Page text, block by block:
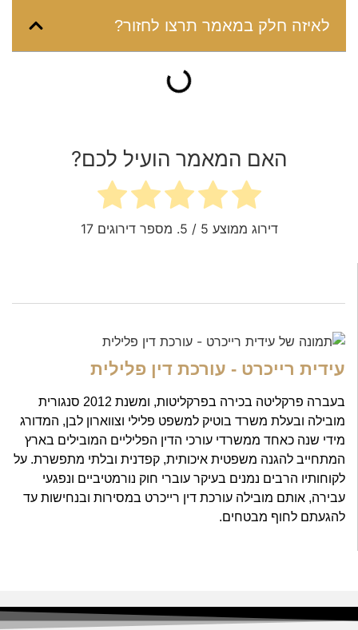
לאיזה חלק במאמר תרצו לחזור?
האם המאמר הועיל לכם?
דירוג ממוצע 5 / 5. מספר דירוגים 17
עידית רייכרט - עורכת דין פלילית
בעברה פרקליטה בכירה בפרקליטות, ומשנת 2012 סנגורית
מובילה ובעלת משרד בוטיק למשפט פלילי וצווארון לבן, המדורג
מידי שנה כאחד ממשרדי עורכי הדין הפליליים המובילים בארץ
המתחייב להגנה משפטית איכותית, קפדנית ובלתי מתפשרת. על
לקוחותיו הרבים נמנים בעיקר עוברי חוק נורמטיביים ונפגעי
עבירה, אותם מובילה עורכת דין רייכרט במסירות ובנחישות עד
להגעתם לחוף מבטחים.